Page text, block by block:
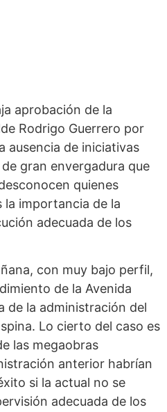
aprobación de la
Rodrigo Guerrero por
ausencia de iniciativas
gran envergadura que
quienes
la importancia de la
adecuada de los
con muy bajo perfil,
de la Avenida
de la administración del
Lo cierto del caso es
las megaobras
anterior habrían
si la actual no se
adecuada de los